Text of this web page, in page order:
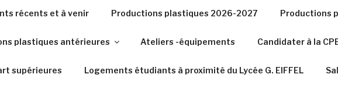
récents et à venir Productions plastiques 2026-2027 Productions
plastiques antérieures Ateliers -équipements Candidater à la
supérieures Logements étudiants à proximité du Lycée G. EIFFEL